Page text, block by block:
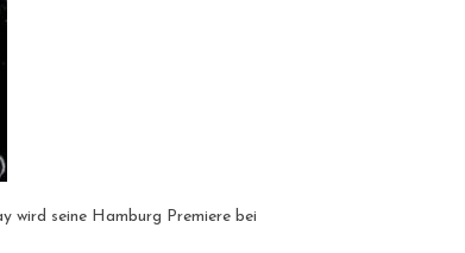
seine Hamburg Premiere bei